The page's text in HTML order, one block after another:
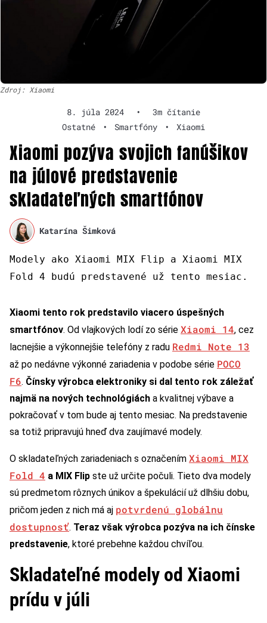
Zdroj: Xiaomi
8. júla 2024 •
3m čítanie
Ostatné
• Smartfóny • Xiaomi
Xiaomi pozýva svojich fanúšikov
na júlové predstavenie
skladateľných smartfónov
Katarína Šimková
Modely ako Xiaomi MIX Flip a Xiaomi MIX
Fold 4 budú predstavené už tento mesiac.
Xiaomi tento rok predstavilo viacero úspešných
smartfónov. Od vlajkových lodí zo série Xiaomi 14, cez
lacnejšie a výkonnejšie telefóny z radu Redmi Note 13
až po nedávne výkonné zariadenia v podobe série POCO
F6. Čínsky výrobca elektroniky si dal tento rok záležať
najmä na nových technológiách a kvalitnej výbave a
pokračovať v tom bude aj tento mesiac. Na predstavenie
sa totiž pripravujú hneď dva zaujímavé modely.
O skladateľných zariadeniach s označením Xiaomi MIX
Fold 4 a MIX Flip ste už určite počuli. Tieto dva modely
sú predmetom rôznych únikov a špekulácií už dlhšiu dobu,
pričom jeden z nich má aj potvrdenú globálnu
dostupnosť. Teraz však výrobca pozýva na ich čínske
predstavenie, ktoré prebehne každou chvíľou.
Skladateľné modely od Xiaomi
prídu v júli